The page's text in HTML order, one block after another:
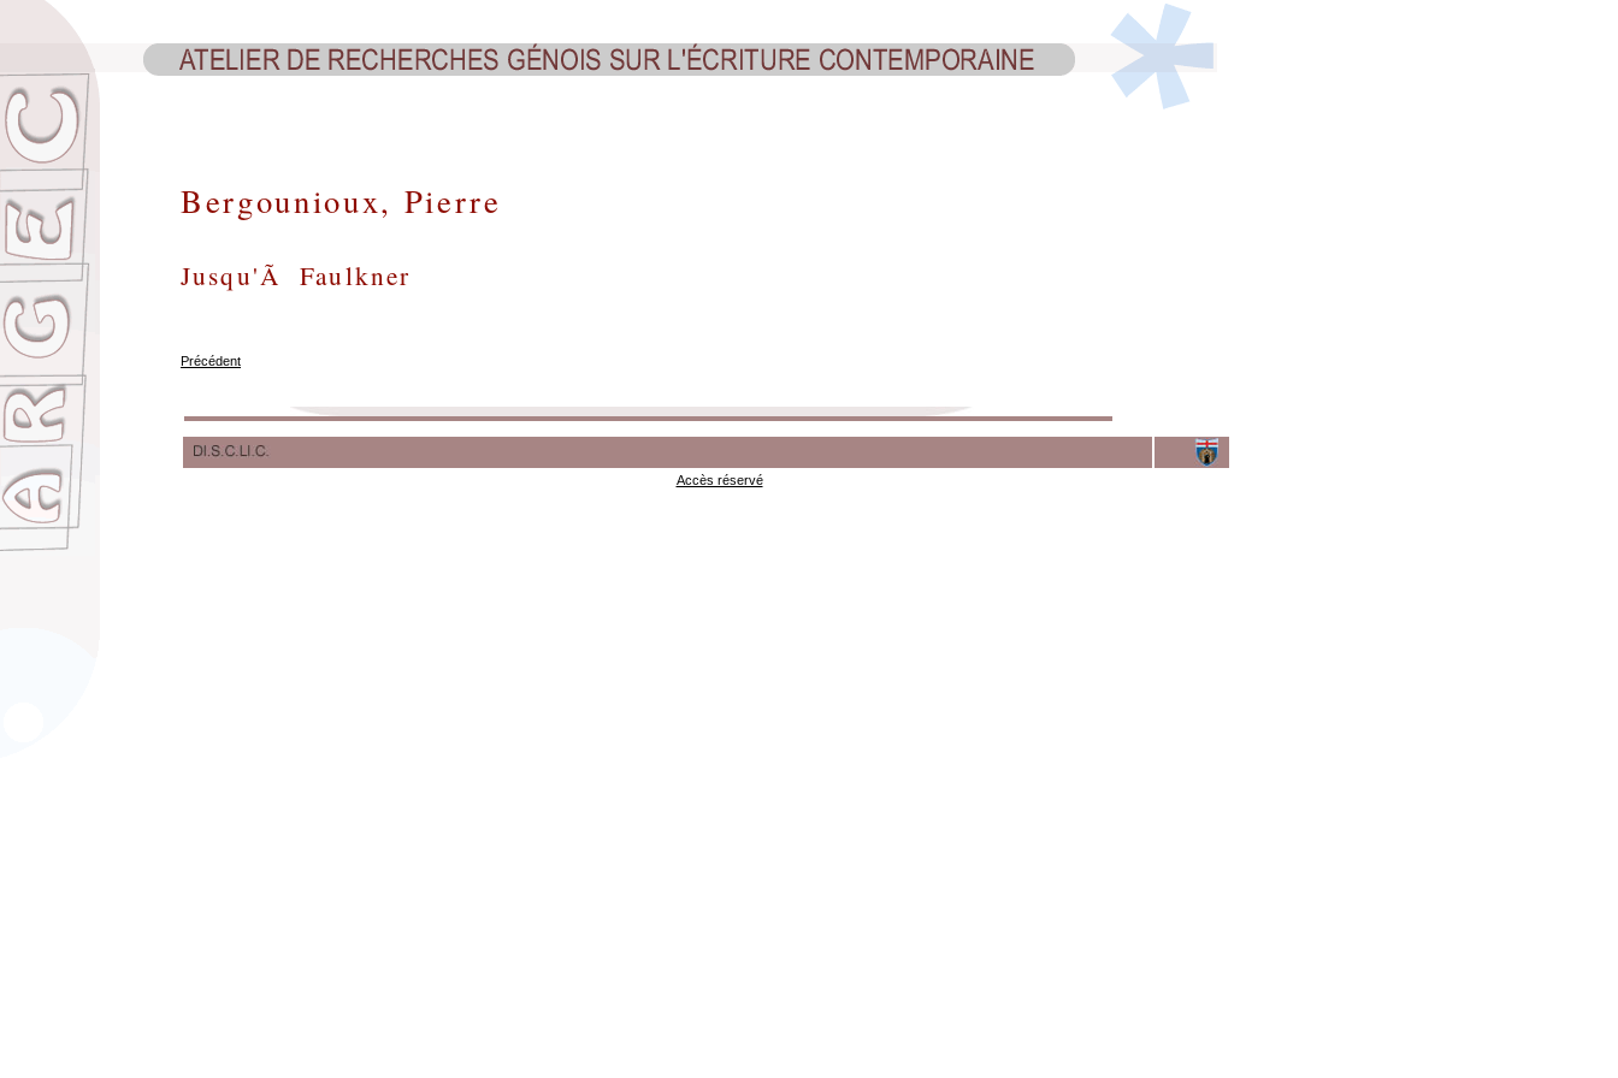
Bergounioux, Pierre
Jusqu'Ã Faulkner
Précédent
Accès réservé